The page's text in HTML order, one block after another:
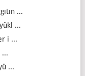
...
...
i ...
...
...